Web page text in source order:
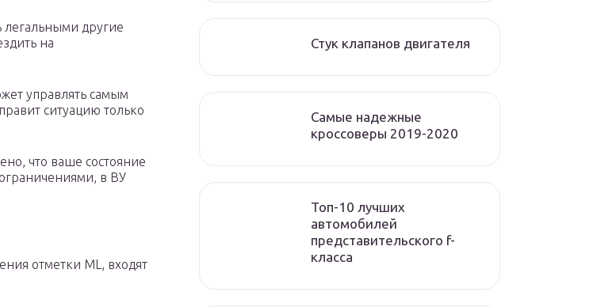
легальными другие
на
управлять самым
ситуацию только
что ваше состояние
в ВУ
отметки ML, входят
Стук клапанов двигателя
Самые надежные
кроссоверы 2019-2020
Топ-10 лучших
автомобилей
представительского f-
класса